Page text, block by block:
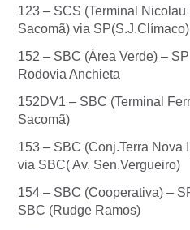
123 – SCS (Terminal Nicolau
Sacomã) via SP(S.J.Clímaco)
152 – SBC (Área Verde) –
Rodovia Anchieta
152DV1 – SBC (Terminal
Sacomã)
153 – SBC (Conj.Terra Nova
via SBC( Av. Sen.Vergueiro)
154 – SBC (Cooperativa) –
SBC (Rudge Ramos)